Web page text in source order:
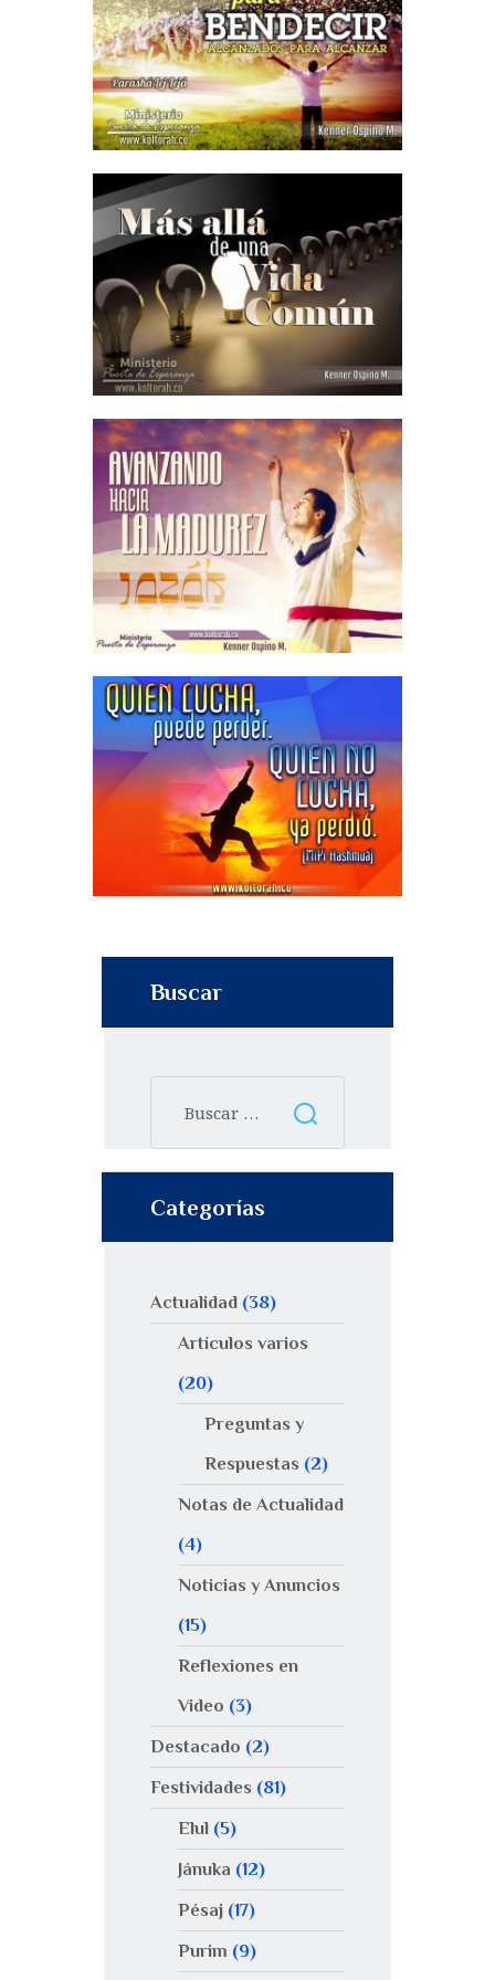
Buscar
Categorías
Actualidad (38)
Artículos varios
(20)
Preguntas y
Respuestas (2)
Notas de Actualidad
(4)
Noticias y Anuncios
(15)
Reflexiones en
Video (3)
Destacado (2)
Festividades (81)
Elul(5)
Jánuka (12)
Pésaj(17)
Purim (9)